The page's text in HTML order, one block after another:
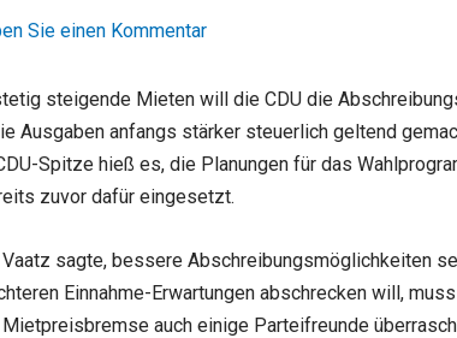
Sie einen Kommentar
steigende Mieten will die CDU die
Ausgaben anfangs stärker steuerlich geltend
Spitze hieß es, die Planungen für das
zuvor dafür eingesetzt.
sagte, bessere Abschreibungsmöglichkeiten
Einnahme-Erwartungen abschrecken will,
auch einige Parteifreunde